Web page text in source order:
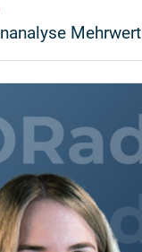
Mehrwert